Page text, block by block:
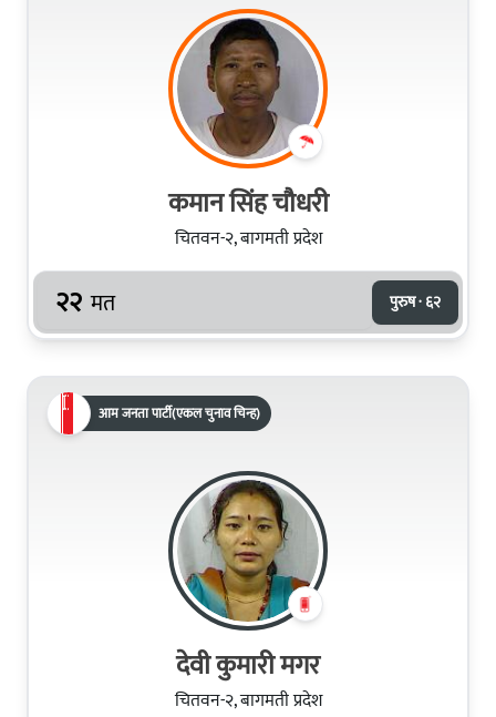
कमान सिंह चौधरी
चितवन-२, बागमती प्रदेश
२२ मत पुरुष · ६२
आम जनता पार्टी(एकल चुनाव चिन्ह)
देवी कुमारी मगर
चितवन-२, बागमती प्रदेश